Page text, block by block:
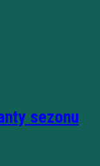
sezonu